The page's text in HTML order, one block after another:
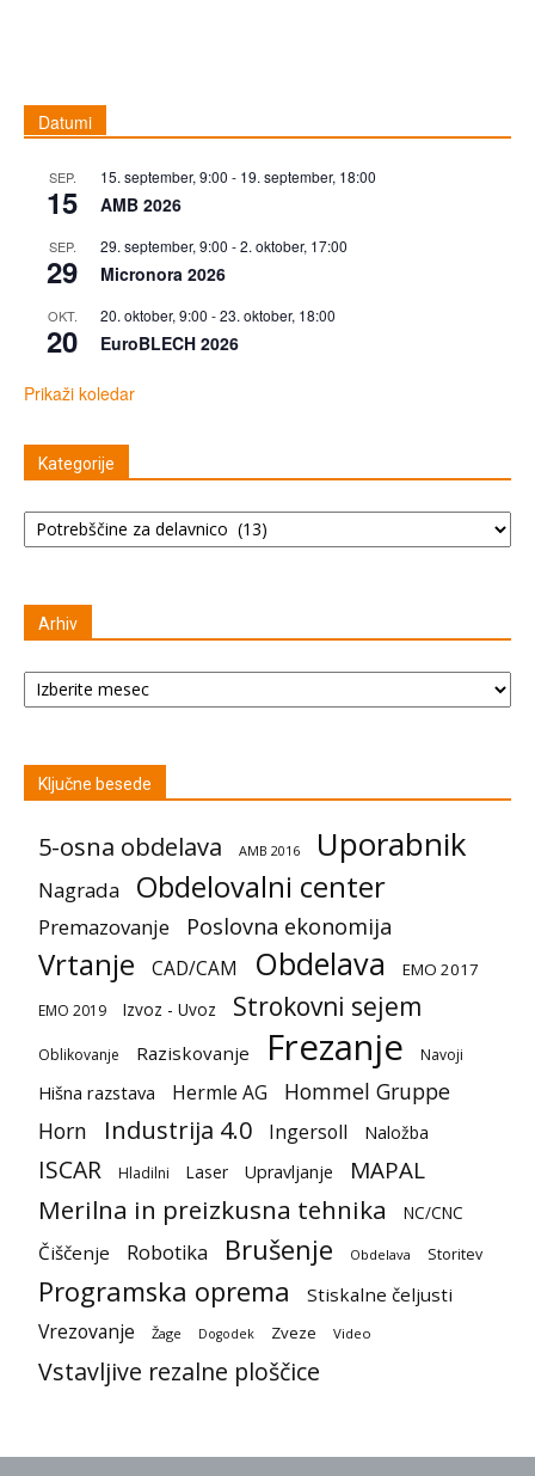
Datumi
SEP.
15
15. september, 9:00 - 19. september, 18:00
AMB 2026
SEP.
29
29. september, 9:00 -2. oktober, 17:00
Micronora 2026
OKT.
20
20. oktober, 9:00 -23. oktober, 18:00
EuroBLECH 2026
Prikaži koledar
Kategorije
Kategorije
Arhiv
Arhiv
Ključne besede
5-osna obdelava AMB 2016 Uporabnik
Nagrada Obdelovalni center
Premazovanje Poslovna ekonomija
Vrtanje CAD/CAM Obdelava EMO 2017
EMO 2019 Izvoz - Uvoz Strokovni sejem
Oblikovanje Raziskovanje Frezanje Navoji
Hišna razstava Hermle AG
Hommel Gruppe
Horn
Industrija 4.0 Ingersoll Naložba
ISCAR Hladilni Laser Upravljanje MAPAL
Merilna in preizkusna tehnika NC/CNC
Čiščenje Robotika Brušenje Obdelava Storitev
Programska oprema Stiskalne čeljusti
Vrezovanje Žage Dogodek Zveze Video
Vstavljive rezalne ploščice